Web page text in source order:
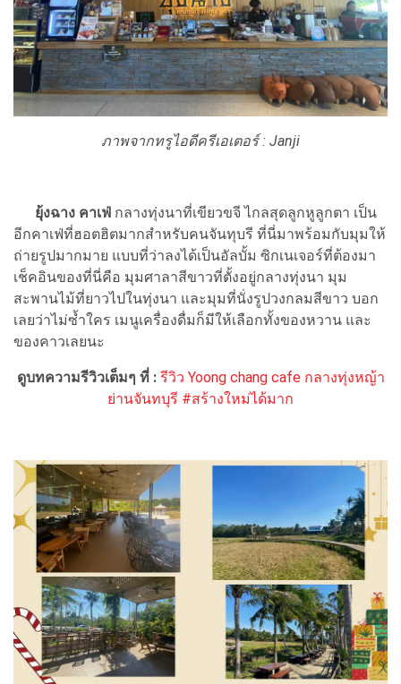
ภาพจากทรูไอดีครีเอเตอร์ : Janji
ยุ้งฉาง คาเฟ่ กลางทุ่งนาที่เขียวขจี ไกลสุดลูกหูลูกตา เป็น
อีกคาเฟ่ที่ฮอตฮิตมากสำหรับคนจันทุบรี ที่นี่มาพร้อมกับมุมให้
ถ่ายรูปมากมาย แบบที่ว่าลงได้เป็นอัลบั้ม ซิกเนเจอร์ที่ต้องมา
เช็คอินของที่นี่คือ มุมศาลาสีขาวที่ตั้งอยู่กลางทุ่งนา มุม
สะพานไม้ที่ยาวไปในทุ่งนา และมุมที่นั่งรูปวงกลมสีขาว บอก
เลยว่าไม่ซ้ำใคร เมนูเครื่องดื่มก็มีให้เลือกทั้งของหวาน และ
ของคาวเลยนะ
ดูบทความรีวิวเต็มๆ ที่ : รีวิว Yoong chang cafe กลางทุ่งหญ้า
ย่านจันทบุรี #สร้างใหม่ได้มาก